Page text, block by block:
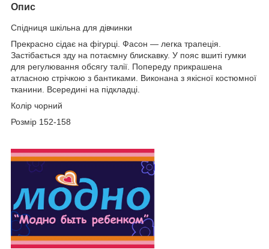
Опис
Спідниця шкільна для дівчинки
Прекрасно сідає на фігурці. Фасон — легка трапеція.
Застібається зду на потаємну блискавку. У пояс вшиті гумки
для регулювання обсягу талії. Попереду прикрашена
атласною стрічкою з бантиками. Виконана з якісної костюмної
тканини. Всередині на підкладці.
Колір чорний
Розмір 152-158